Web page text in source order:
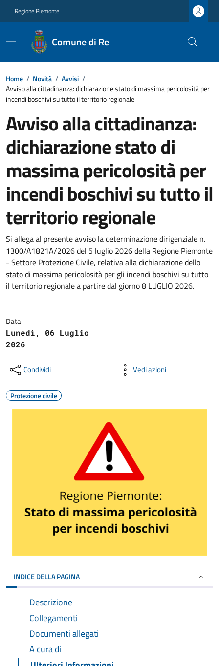
Regione Piemonte
Comune di Re
Home / Novità / Avvisi /
Avviso alla cittadinanza: dichiarazione stato di massima pericolosità per
incendi boschivi su tutto il territorio regionale
Avviso alla cittadinanza:
dichiarazione stato di
massima pericolosità per
incendi boschivi su tutto il
territorio regionale
Si allega al presente avviso la determinazione dirigenziale n.
1300/A1821A/2026 del 5 luglio 2026 della Regione Piemonte
- Settore Protezione Civile, relativa alla dichiarazione dello
stato di massima pericolosità per gli incendi boschivi su tutto
il territorio regionale a partire dal giorno 8 LUGLIO 2026.
Data:
Lunedì, 06 Luglio
2026
Condividi Vedi azioni
Protezione civile
INDICE DELLA PAGINA
Descrizione
Collegamenti
Documenti allegati
A cura di